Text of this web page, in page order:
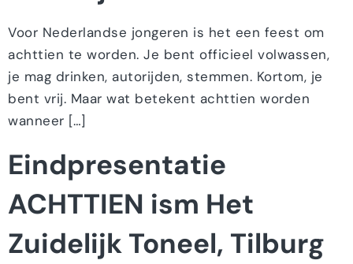
Voor Nederlandse jongeren is het een feest om
achttien te worden. Je bent officieel volwassen,
je mag drinken, autorijden, stemmen. Kortom, je
bent vrij. Maar wat betekent achttien worden
wanneer […]
Eindpresentatie
ACHTTIEN ism Het
Zuidelijk Toneel, Tilburg